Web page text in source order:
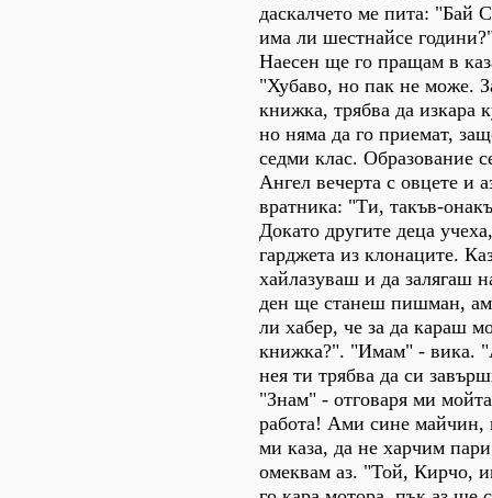
даскалчето ме пита: "Бай
има ли шестнайсе
Наесен ще го пращам в
"Хубаво, но пак не може.
книжка, трябва да изкара
но няма да го приемат,
седми клас. Образование
Ангел вечерта с овцете и
вратника: "Ти, такъв-
Докато другите деца
гарджета из клонаците.
хайлазуваш и да залягаш
ден ще станеш пишман,
ли хабер, че за да караш
книжка?". "Имам" - вика.
нея ти трябва да си
"Знам" - отговаря ми
работа! Ами сине майчин,
ми каза, да не харчим
омеквам аз. "Той, Кирчо,